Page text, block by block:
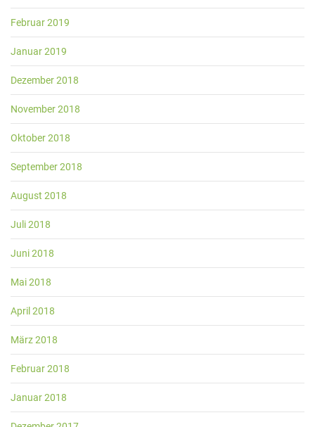
Februar 2019
Januar 2019
Dezember 2018
November 2018
Oktober 2018
September 2018
August 2018
Juli 2018
Juni 2018
Mai 2018
April 2018
März 2018
Februar 2018
Januar 2018